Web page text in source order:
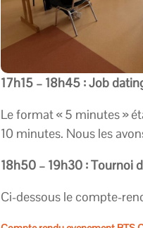
17h15 – 18h45 : Job
Le format « 5 minutes »
10 minutes. Nous les
18h50 – 19h30 : Tournoi
Ci-dessous le compte-